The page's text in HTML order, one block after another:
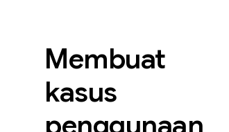
Membuat
kasus
penggunaan